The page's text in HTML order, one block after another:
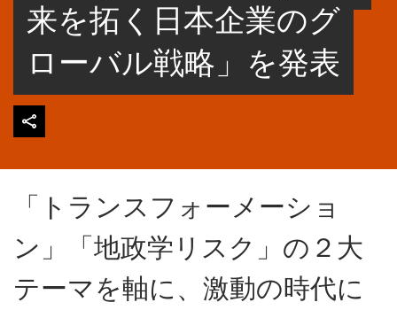
来を拓く日本企業のグ
ローバル戦略」を発表
「トランスフォーメーショ
ン」「地政学リスク」の２大
テーマを軸に、激動の時代に